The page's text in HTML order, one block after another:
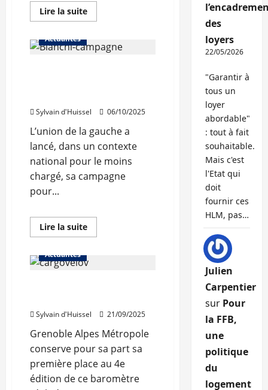
Lire la suiteEn
savoir
La
reprise
les
stables
à
Lyon
Actualités
Sylvain d'Huissel 06/10/2025
L’union de la gauche a
lancé, dans un contexte
national pour le moins
chargé, sa campagne
pour...
Lire la suiteEn
savoir
Clermont-
Ferrand
sa
campagne
Actualités
Sylvain d'Huissel 21/09/2025
Grenoble Alpes Métropole
conserve pour sa part sa
première place au 4e
édition de ce baromètre
des
loyers
22/05/2026
"Garantir à
tous un
loyer
abordable"
: tout à fait
souhaitable.
Mais c'est
l'Etat qui
doit
fournir ces
HLM, pas…
Julien
Carpentier
sur Pour
la FFB,
une
politique
du
logement